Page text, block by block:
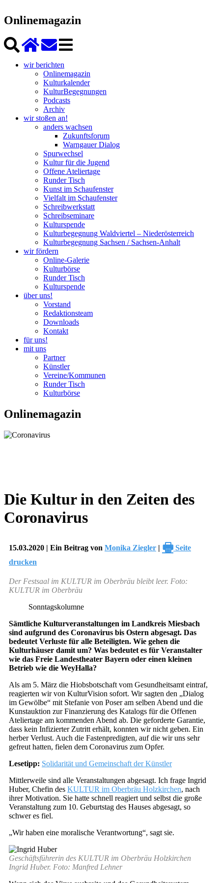
Onlinemagazin
wir berichten
Onlinemagazin
Kulturkalender
KulturBegegnungen
Podcasts
Archiv
wir stoßen an!
anders wachsen
Zukunftsforum
Warngauer Dialog
Spurwechsel
Kultur für die Jugend
Offene Ateliertage
Runder Tisch
Kunst im Schaufenster
Vielfalt im Schaufenster
Schreibwerkstatt
Schreibseminare
Kulturspende
Kulturbegegnung Waldviertel – Niederösterreich
Kulturbegegnung Sachsen / Sachsen-Anhalt
wir fördern
Online-Galerie
Kulturbörse
Runder Tisch
Kulturspende
über uns!
Vorstand
Redaktionsteam
Downloads
Kontakt
für uns!
mit uns
Partner
Künstler
Vereine/Kommunen
Runder Tisch
Kulturbörse
Onlinemagazin
Die Kultur in den Zeiten des
Coronavirus
15.03.2020 | Ein Beitrag von Monika Ziegler | 🖶 Seite
drucken
Der Festsaal im KULTUR im Oberbräu bleibt leer. Foto:
KULTUR im Oberbräu
Sonntagskolumne
Sämtliche Kulturveranstaltungen im Landkreis Miesbach
sind aufgrund des Coronavirus bis Ostern abgesagt. Das
bedeutet Verluste für alle Beteiligten. Wie gehen die
Kulturhäuser damit um? Was bedeutet es für Veranstalter
wie das Freie Landestheater Bayern oder einen kleinen
Betrieb wie die WeyHalla?
Als am 5. März die Hiobsbotschaft vom Gesundheitsamt eintraf,
reagierten wir von KulturVision sofort. Wir sagten den „Dialog
im Gewölbe“ mit Stefanie von Poser am selben Abend und die
Kunstauktion zur Finanzierung des Katalogs für die Offenen
Ateliertage am kommenden Abend ab. Die geforderte Garantie,
dass kein Infizierter Zutritt erhält, konnten wir nicht geben. Ein
herber Verlust. Auch die Fastenpredigten, auf die wir uns sehr
gefreut hatten, fielen dem Coronavirus zum Opfer.
Lesetipp: Solidarität und Gemeinschaft der Künstler
Mittlerweile sind alle Veranstaltungen abgesagt. Ich frage Ingrid
Huber, Chefin des KULTUR im Oberbräu Holzkirchen, nach
ihrer Motivation. Sie hatte schnell reagiert und selbst die große
Veranstaltung zum 10. Geburtstag des Hauses abgesagt, so
schwer es fiel.
„Wir haben eine moralische Verantwortung“, sagt sie.
Geschäftsführerin des KULTUR im Oberbräu Holzkirchen
Ingrid Huber. Foto: Manfred Lehner